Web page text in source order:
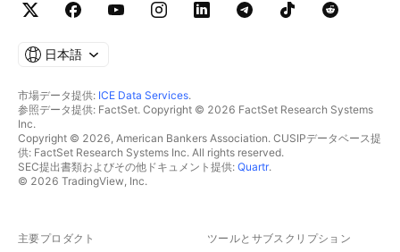
日本語
市場データ提供: ICE Data Services.
参照データ提供: FactSet. Copyright © 2026 FactSet Research Systems
Inc.
Copyright © 2026, American Bankers Association. CUSIPデータベース提
供: FactSet Research Systems Inc. All rights reserved.
SEC提出書類およびその他ドキュメント提供: Quartr.
© 2026 TradingView, Inc.
主要プロダクト ツールとサブスクリプション